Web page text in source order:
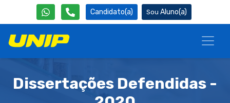
Candidato(a) Aluno(a)
Dissertações Defendidas -